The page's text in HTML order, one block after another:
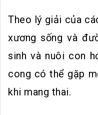
Theo lý giải của
xương sống và
sinh và nuôi con
cong có thể gặp
khi mang thai.